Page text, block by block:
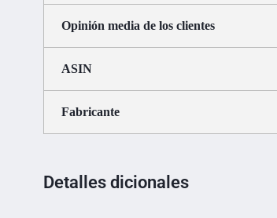
Opinión media de los clientes
ASIN
Fabricante
Detalles dicionales